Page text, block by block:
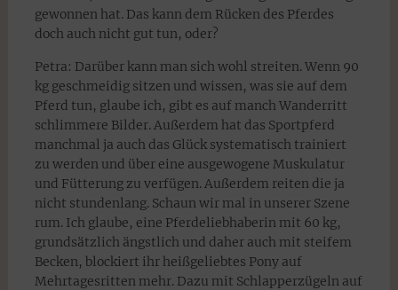
gewonnen hat. Das kann dem Rücken des Pferdes
doch auch nicht gut tun, oder?
Petra: Darüber kann man sich wohl streiten. Wenn 90
kg geschmeidig sitzen und wissen, was sie auf dem
Pferd tun, glaube ich, gibt es auf manch Wanderritt
schlimmere Bilder. Außerdem hat das Sportpferd
manchmal ja auch das Glück systematisch trainiert
zu werden und über eine ausgewogene Muskulatur
und Fütterung zu verfügen. Außerdem reiten die ja
nicht stundenlang. Schaun wir mal in unserer Szene
rum. Ich glaube, eine Pferdeliebhaberin mit 60 kg,
grundsätzlich ängstlich und daher auch mit steifem
Becken, blockiert ihr heißgeliebtes Pony auf
Mehrtagesritten mehr. Dazu mit Schlapperzügeln auf